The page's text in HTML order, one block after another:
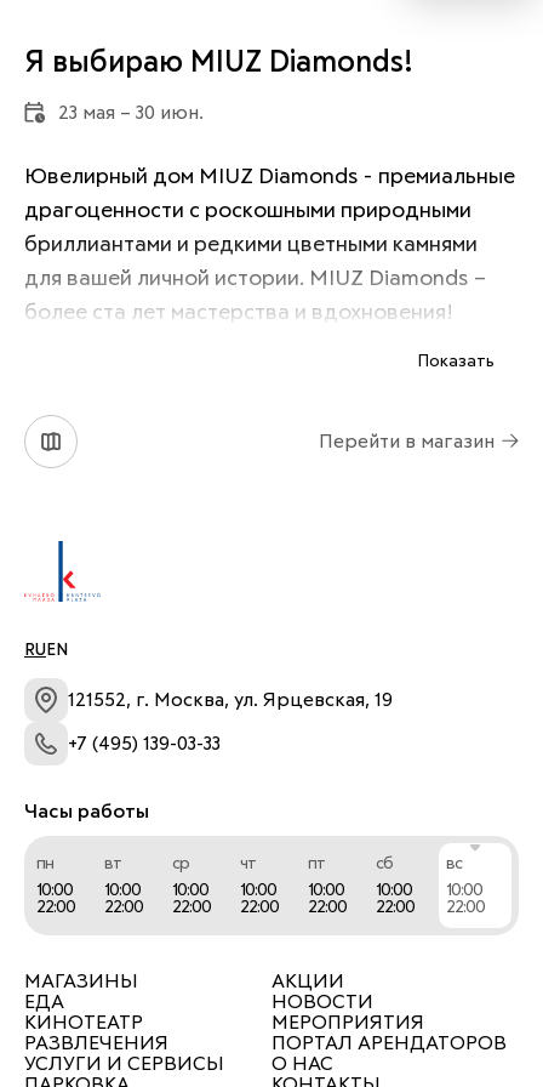
Я выбираю MIUZ Diamonds!
23 мая – 30 июн.
Ювелирный дом MIUZ Diamonds - премиальные
драгоценности с роскошными природными
бриллиантами и редкими цветными камнями
для вашей личной истории. MIUZ Diamonds –
более ста лет мастерства и вдохновения!
Показать
Перейти в магазин
RU EN
121552, г. Москва, ул. Ярцевская, 19
+7 (495) 139-03-33
Часы работы
пн
10:00
22:00
вт
10:00
22:00
ср
10:00
22:00
чт
10:00
22:00
пт
10:00
22:00
сб
10:00
22:00
вс
10:00
22:00
МАГАЗИНЫ
ЕДА
КИНОТЕАТР
РАЗВЛЕЧЕНИЯ
УСЛУГИ И СЕРВИСЫ
АКЦИИ
НОВОСТИ
МЕРОПРИЯТИЯ
ПОРТАЛ АРЕНДАТОРОВ
О НАС